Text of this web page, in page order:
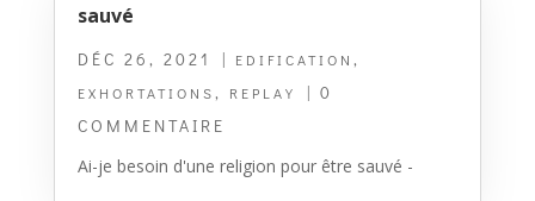
sauvé
DÉC 26, 2021 | EDIFICATION ,
EXHORTATIONS, REPLAY
| 0
COMMENTAIRE
Ai-je besoin d'une religion pour être sauvé -